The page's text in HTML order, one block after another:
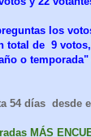
los
total de 9
o
54 días desde
MÁS